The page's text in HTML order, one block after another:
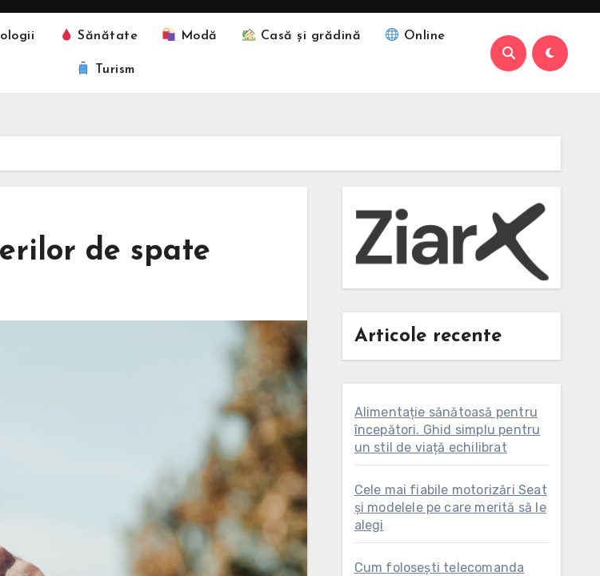
Sănătate Modă Casă și grădină Online
Turism
de spate
Articole recente
Alimentație sănătoasă pentru
începători. Ghid simplu pentru
un stil de viață echilibrat
Cele mai fiabile motorizări Seat
și modelele pe care merită să le
alegi
Cum folosești telecomanda